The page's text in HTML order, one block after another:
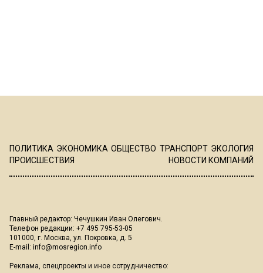
ПОЛИТИКА ЭКОНОМИКА ОБЩЕСТВО ТРАНСПОРТ ЭКОЛОГИЯ
ПРОИСШЕСТВИЯ
НОВОСТИ КОМПАНИЙ
Главный редактор: Чечушкин Иван Олегович.
Телефон редакции: +7 495 795-53-05
101000, г. Москва, ул. Покровка, д. 5
E-mail: info@mosregion.info
Реклама, спецпроекты и иное сотрудничество: